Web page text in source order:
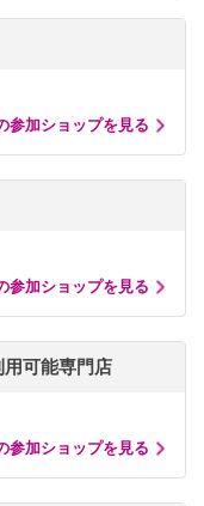
参加ショップを見る
参加ショップを見る
可能専門店
参加ショップを見る